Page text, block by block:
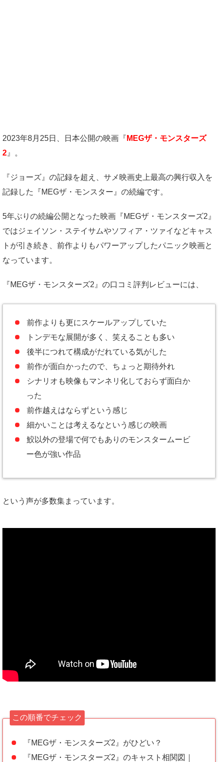
2023年8月25日、日本公開の映画『 MEGザ・モンスターズ
2 』。
『ジョーズ』の記録を超え、サメ映画史上最高の興行収入を
記録した『MEGザ・モンスター』の続編です。
5年ぶりの続編公開となった映画『MEGザ・モンスターズ2』
ではジェイソン・ステイサムやソフィア・ツァイなどキャス
トが引き続き、前作よりもパワーアップしたパニック映画と
なっています。
『MEGザ・モンスターズ2』の口コミ評判レビューには、
前作よりも更にスケールアップしていた
トンデモな展開が多く、笑えることも多い
後半につれて構成がだれている気がした
前作が面白かったので、ちょっと期待外れ
シナリオも映像もマンネリ化しておらず面白か
った
前作越えはならずという感じ
細かいことは考えるなという感じの映画
鮫以外の登場で何でもありのモンスタームービ
ー色が強い作品
という声が多数集まっています。
この順番でチェック
『MEGザ・モンスターズ2』がひどい？
『MEGザ・モンスターズ2』のキャスト相関図｜